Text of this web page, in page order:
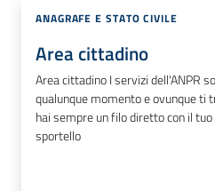
ANAGRAFE E STATO CIVILE
Area cittadino
Area cittadino I servizi dell'ANPR
qualunque momento e ovunque ti
hai sempre un filo diretto con il
sportello